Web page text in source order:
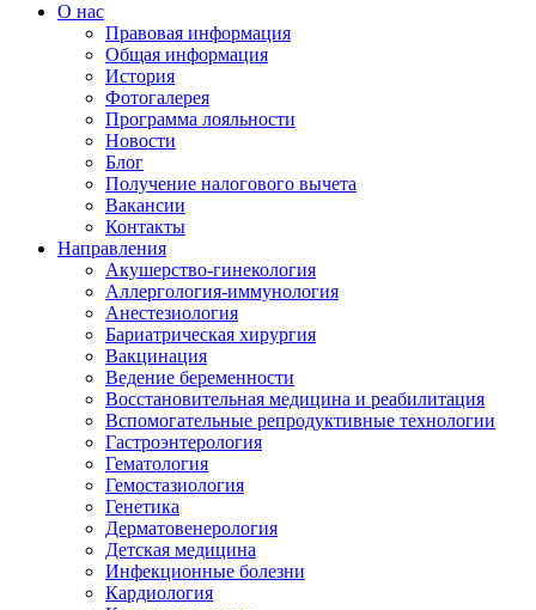
О нас
Правовая информация
Общая информация
История
Фотогалерея
Программа лояльности
Новости
Блог
Получение налогового вычета
Вакансии
Контакты
Направления
Акушерство-гинекология
Аллергология-иммунология
Анестезиология
Бариатрическая хирургия
Вакцинация
Ведение беременности
Восстановительная медицина и реабилитация
Вспомогательные репродуктивные технологии
Гастроэнтерология
Гематология
Гемостазиология
Генетика
Дерматовенерология
Детская медицина
Инфекционные болезни
Кардиология